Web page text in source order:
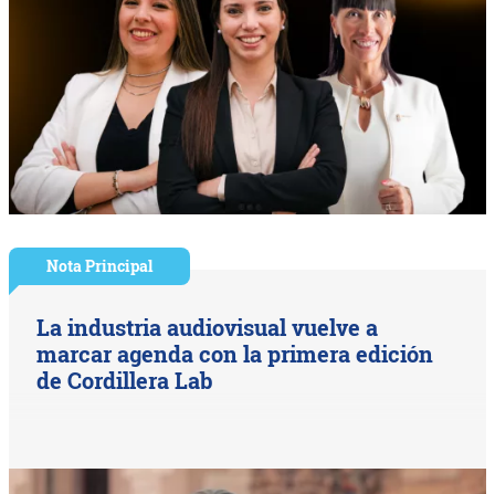
Nota Principal
La industria audiovisual vuelve a
marcar agenda con la primera edición
de Cordillera Lab